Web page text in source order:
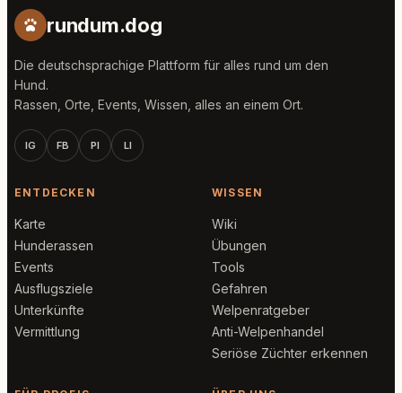
rundum.dog
Die deutschsprachige Plattform für alles rund um den
Hund.
Rassen, Orte, Events, Wissen, alles an einem Ort.
IG FB PI LI
ENTDECKEN
Karte
Hunderassen
Events
Ausflugsziele
Unterkünfte
Vermittlung
WISSEN
Wiki
Übungen
Tools
Gefahren
Welpenratgeber
Anti-Welpenhandel
Seriöse Züchter erkennen